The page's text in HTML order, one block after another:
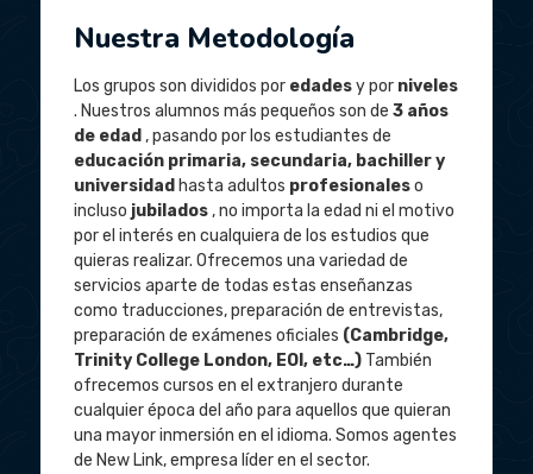
Nuestra Metodología
Los grupos son divididos por edadesy por niveles
. Nuestros alumnos más pequeños son de 3 años
de edad , pasando por los estudiantes de
educación primaria, secundaria, bachiller y
universidad hasta adultos profesionaleso
incluso jubilados , no importa la edad ni el motivo
por el interés en cualquiera de los estudios que
quieras realizar. Ofrecemos una variedad de
servicios aparte de todas estas enseñanzas
como traducciones, preparación de entrevistas,
preparación de exámenes oficiales (Cambridge,
Trinity College London, EOI, etc…) También
ofrecemos cursos en el extranjero durante
cualquier época del año para aquellos que quieran
una mayor inmersión en el idioma. Somos agentes
de New Link, empresa líder en el sector.